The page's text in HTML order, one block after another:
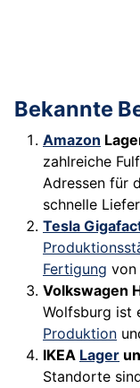
Bekannte
Amazon
zahlreiche
Adressen für
schnelle
Tesla
Fertigung von
Volkswagen
Wolfsburg ist
Produktion
IKEA Lager
Standorte